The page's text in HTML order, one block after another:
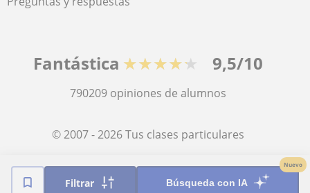
Filtrar Búsqueda con IA
Nuevo
Fantástica ★★★★★ 9,5/10
790209 opiniones de alumnos
© 2007 - 2026 Tus clases particulares
Mapa web:Profesores particulares